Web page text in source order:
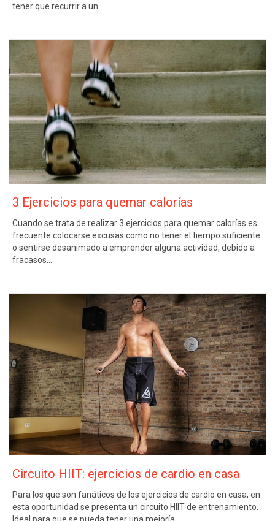
tener que recurrir a un…
3 Ejercicios para quemar calorías
Cuando se trata de realizar 3 ejercicios para quemar calorías es
frecuente colocarse excusas como no tener el tiempo suficiente
o sentirse desanimado a emprender alguna actividad, debido a
fracasos…
Circuito HIIT: ejercicios de cardio en casa
Para los que son fanáticos de los ejercicios de cardio en casa, en
esta oportunidad se presenta un circuito HIIT de entrenamiento.
Ideal para que se pueda tener una mejoría…